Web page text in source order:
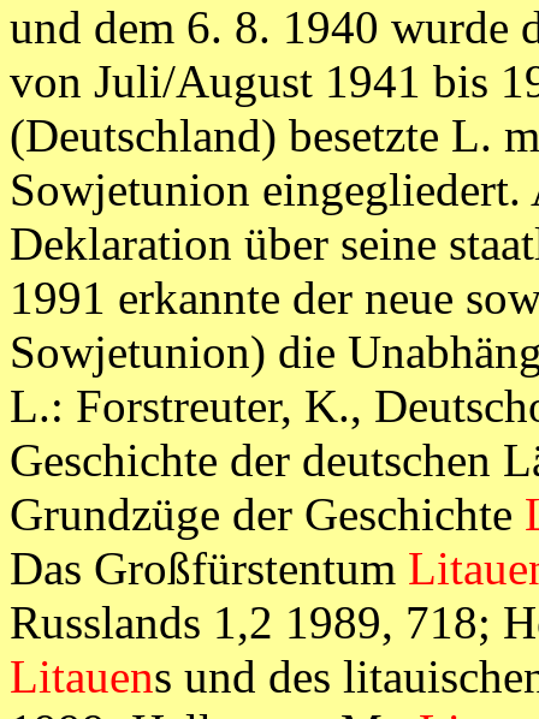
und dem 6. 8. 1940 wurde
von Juli/August 1941 bis
(Deutschland) besetzte L.
Sowjetunion eingegliedert.
Deklaration über seine
1991 erkannte der neue
Sowjetunion) die
L.: Forstreuter, K.,
Geschichte der deutschen
Grundzüge der Geschichte
Das Großfürstentum
Russlands 1,2 1989, 718;
Litauens und des